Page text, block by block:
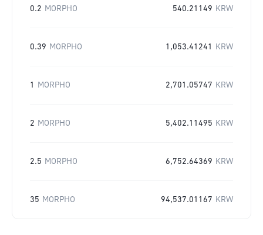
0.2 MORPHO 540.21149 KRW
0.39 MORPHO 1,053.41241 KRW
1 MORPHO 2,701.05747 KRW
2 MORPHO 5,402.11495 KRW
2.5 MORPHO 6,752.64369 KRW
35 MORPHO 94,537.01167 KRW